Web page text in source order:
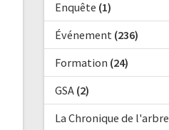
Enquête (1)
Événement(236)
Formation (24)
GSA(2)
La Chronique de l'arbre